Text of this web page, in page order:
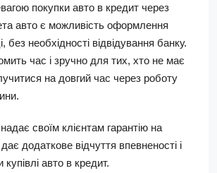
покупки авто в кредит через
авто є можливість оформлення
без необхідності відвідування банку.
час і зручно для тих, хто не має
на довгий час через роботу
своїм клієнтам гарантію на
додаткове відчуття впевненості і
авто в кредит.